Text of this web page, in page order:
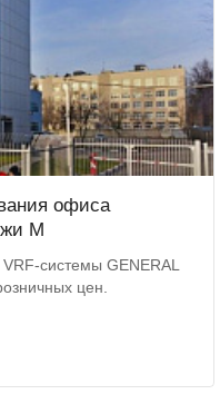
офиса
М
системы GENERAL
цен.